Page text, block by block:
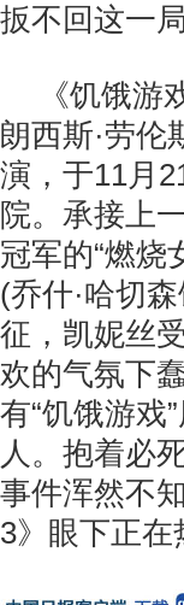
扳不回这一局
《饥饿
朗西斯·劳伦
演，于11月
院。承接上
冠军的“燃烧
(乔什·哈切
征，凯妮丝
欢的气氛下
有“饥饿游戏
人。抱着必
事件浑然不
3》眼下正在